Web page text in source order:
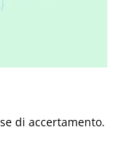
di accertamento.